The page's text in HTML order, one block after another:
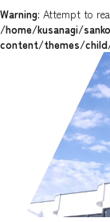
Warning: Attempt to
/home/kusanagi/
content/themes/